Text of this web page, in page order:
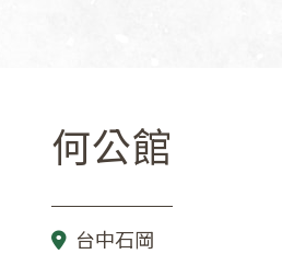
何公館
台中石岡